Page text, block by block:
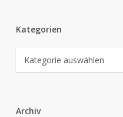
Kategorien
Archiv